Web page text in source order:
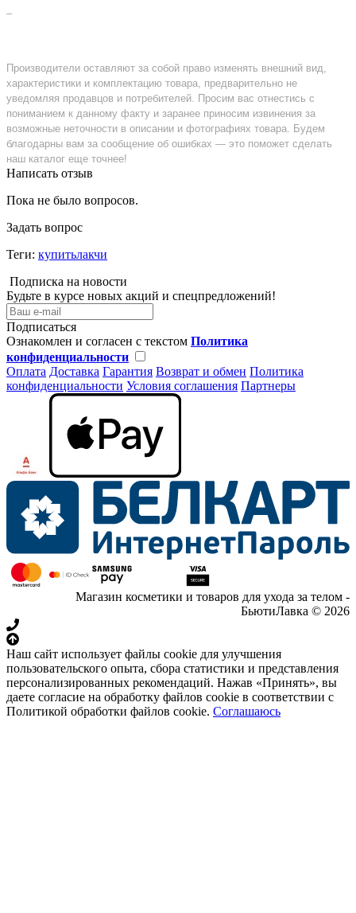
–
Производители оставляют за собой право изменять внешний вид,
характеристики и комплектацию товара, предварительно не
уведомляя продавцов и потребителей. Просим вас отнестись с
пониманием к данному факту и заранее приносим извинения за
возможные неточности в описании и фотографиях товара. Будем
благодарны вам за сообщение об ошибках — это поможет сделать
наш каталог еще точнее!
Написать отзыв
Пока не было вопросов.
Задать вопрос
Теги: купитьлакчи
Подписка на новости
Будьте в курсе новых акций и спецпредложений!
Подписаться
Ознакомлен и согласен с текстом Политика
конфиденциальности
Оплата Доставка Гарантия Возврат и обмен Политика
конфиденциальности Условия соглашения Партнеры
Магазин косметики и товаров для ухода за телом -
БьютиЛавка © 2026
Наш сайт использует файлы cookie для улучшения
пользовательского опыта, сбора статистики и представления
персонализированных рекомендаций. Нажав «Принять», вы
даете согласие на обработку файлов cookie в соответствии с
Политикой обработки файлов cookie. Соглашаюсь